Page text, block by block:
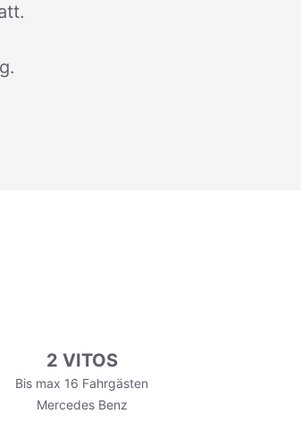
2 VITOS
Bis max 16 Fahrgästen
Mercedes Benz